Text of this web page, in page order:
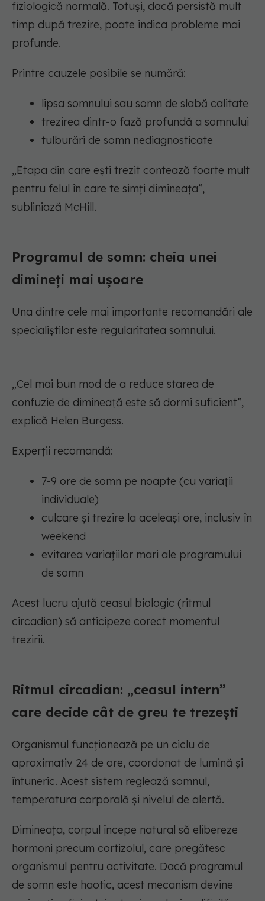
fiziologică normală. Totuși, dacă persistă mult
timp după trezire, poate indica probleme mai
profunde.
Printre cauzele posibile se numără:
lipsa somnului sau somn de slabă calitate
trezirea dintr-o fază profundă a somnului
tulburări de somn nediagnosticate
„Etapa din care ești trezit contează foarte mult
pentru felul în care te simți dimineața”,
subliniază McHill.
Programul de somn: cheia unei
dimineți mai ușoare
Una dintre cele mai importante recomandări ale
specialiștilor este regularitatea somnului.
„Cel mai bun mod de a reduce starea de
confuzie de dimineață este să dormi suficient”,
explică Helen Burgess.
Experții recomandă:
7-9 ore de somn pe noapte (cu variații
individuale)
culcare și trezire la aceleași ore, inclusiv în
weekend
evitarea variațiilor mari ale programului
de somn
Acest lucru ajută ceasul biologic (ritmul
circadian) să anticipeze corect momentul
trezirii.
Ritmul circadian: „ceasul intern”
care decide cât de greu te trezești
Organismul funcționează pe un ciclu de
aproximativ 24 de ore, coordonat de lumină și
întuneric. Acest sistem reglează somnul,
temperatura corporală și nivelul de alertă.
Dimineața, corpul începe natural să elibereze
hormoni precum cortizolul, care pregătesc
organismul pentru activitate. Dacă programul
de somn este haotic, acest mecanism devine